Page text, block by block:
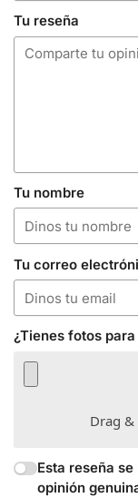
Tu reseña
Tu nombre
Tu correo
¿Tienes fotos
Drag
Esta reseña
opinión